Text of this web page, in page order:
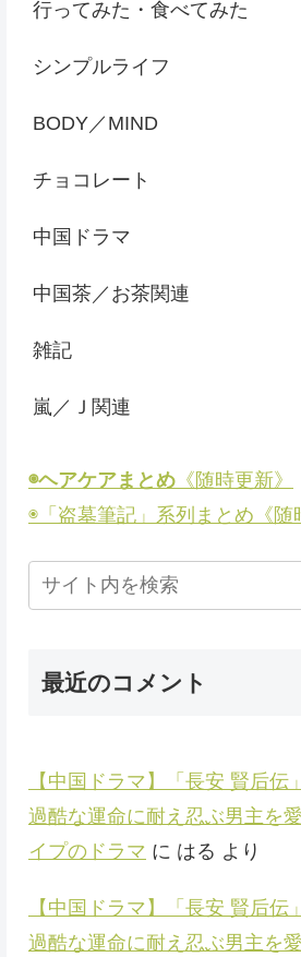
行ってみた・食べてみた
シンプルライフ
BODY／MIND
チョコレート
中国ドラマ
中国茶／お茶関連
雑記
嵐／Ｊ関連
◉ヘアケアまとめ 《随時更新》
◉「盗墓筆記」系列まとめ《随
最近のコメント
【中国ドラマ】「長安 賢后伝
過酷な運命に耐え忍ぶ男主を
イプのドラマ に はる より
【中国ドラマ】「長安 賢后伝
過酷な運命に耐え忍ぶ男主を